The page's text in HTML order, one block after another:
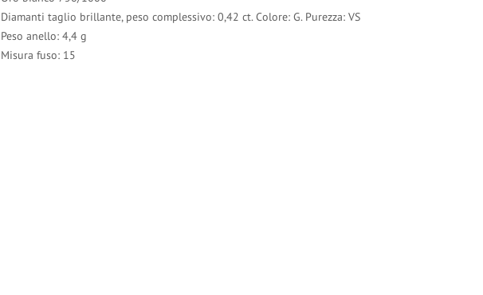
Diamanti taglio brillante, peso complessivo: 0,42 ct. Colore: G. Purezza: VS
Peso anello: 4,4 g
Misura fuso: 15